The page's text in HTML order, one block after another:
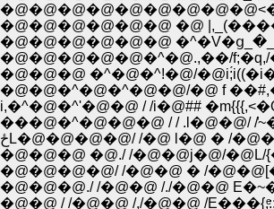
�@�@�@�@�@�@ �@
�@�@�@�@�@�@
�@�@�@�@�@�^�@.,��/
�@�@�@ �^�@�^!�@/
i,�^�@�^'�@�@ / /i�@##
���@�^�@�@�@ / / .l�@�@/ /̓
�@�@�@ �@./ /�@�@j�@/
�@�@�@�@/ /�@�@ � /
�@�@�@./ /�@�@ /./�@�@
�@�@ / /�@�@ /,/�@�@ /